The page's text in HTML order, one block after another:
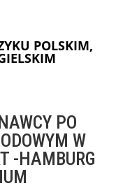
POLSKIM,
PO
W
-HAMBURG